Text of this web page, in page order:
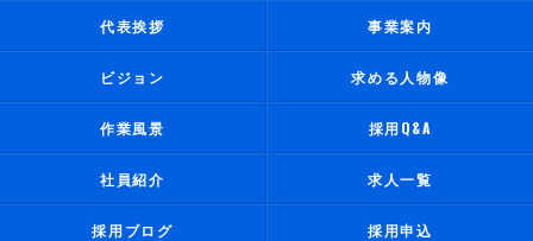
代表挨拶 事業案内
ビジョン 求める人物像
作業風景 採用Q&A
社員紹介 求人一覧
採用ブログ 採用申込